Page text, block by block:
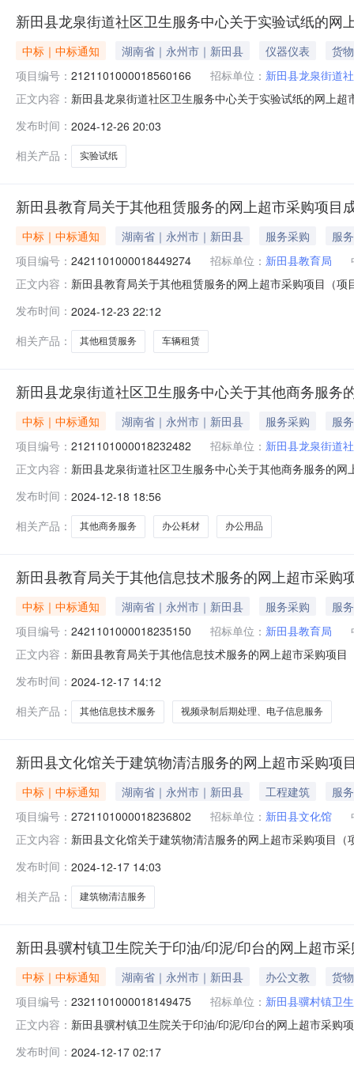
新田县龙泉街道社区卫生服务中心关于实验试纸的网
中标｜中标通知 湖南省｜永州市｜新田县 仪器仪表
货物
项目编号： 2121101000018560166 招标单位： 新田县龙泉街道
正文内容： 新田县龙泉街道社区卫生服务中心关于实验试纸的网上
所在行政区划名称:湖南省永州市新田县报价起止时间:-
发布时间： 2024-12-26 20:03
相关产品：
实验试纸
新田县教育局关于其他租赁服务的网上超市采购项目
中标｜中标通知 湖南省｜永州市｜新田县 服务采购
服务
项目编号： 2421101000018449274 招标单位： 新田县教育局
正文内容： 新田县教育局关于其他租赁服务的网上超市采购项目（
市新田县报价起止时间:-二、采购单位信息采购单位名称
发布时间： 2024-12-23 22:12
相关产品：
其他租赁服务 车辆租赁
新田县龙泉街道社区卫生服务中心关于其他商务服务
中标｜中标通知 湖南省｜永州市｜新田县 服务采购
服务
项目编号： 2121101000018232482 招标单位： 新田县龙泉街道
正文内容： 新田县龙泉街道社区卫生服务中心关于其他商务服务的
码:431128项目所在行政区划名称:湖南省永州市新田县
发布时间： 2024-12-18 18:56
相关产品：
其他商务服务 办公耗材 办公用品
新田县教育局关于其他信息技术服务的网上超市采购
中标｜中标通知 湖南省｜永州市｜新田县 服务采购
服务
项目编号： 2421101000018235150 招标单位： 新田县教育局
正文内容： 新田县教育局关于其他信息技术服务的网上超市采购项
南省永州市新田县报价起止时间:-二、采购单位信息采购
发布时间： 2024-12-17 14:12
相关产品：
其他信息技术服务 视频录制后期处理、电子信息服务
新田县文化馆关于建筑物清洁服务的网上超市采购项
中标｜中标通知 湖南省｜永州市｜新田县 工程建筑
服务
项目编号： 2721101000018236802 招标单位： 新田县文化馆
正文内容： 新田县文化馆关于建筑物清洁服务的网上超市采购项目
划名称:湖南省永州市新田县报价起止时间:-二、采购单
发布时间： 2024-12-17 14:03
相关产品：
建筑物清洁服务
新田县骥村镇卫生院关于印油/印泥/印台的网上超市
中标｜中标通知 湖南省｜永州市｜新田县 办公文教
货物
项目编号： 2321101000018149475 招标单位： 新田县骥村镇卫
正文内容： 新田县骥村镇卫生院关于印油/印泥/印台的网上超市采购
在行政区划名称:湖南省永州市新田县报价起止时间:-二
发布时间： 2024-12-17 02:17